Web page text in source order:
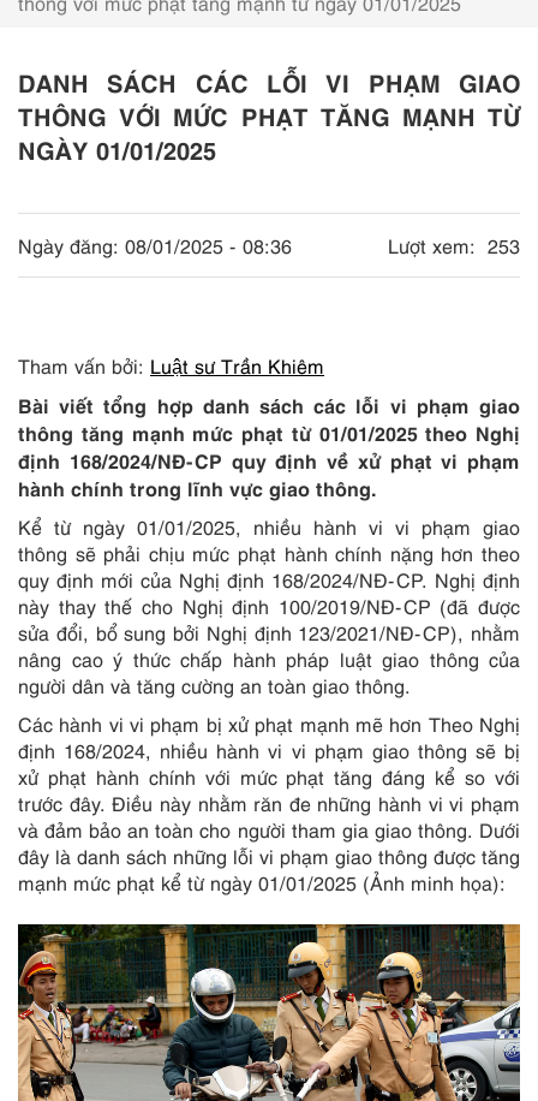
DANH SÁCH CÁC LỖI VI PHẠM GIAO
THÔNG VỚI MỨC PHẠT TĂNG MẠNH TỪ
NGÀY 01/01/2025
Ngày đăng: 08/01/2025 - 08:36 Lượt xem: 253
Tham vấn bởi: Luật sư Trần Khiêm
Bài viết tổng hợp danh sách các lỗi vi phạm giao
thông tăng mạnh mức phạt từ 01/01/2025 theo Nghị
định 168/2024/NĐ-CP quy định về xử phạt vi phạm
hành chính trong lĩnh vực giao thông.
Kể từ ngày 01/01/2025, nhiều hành vi vi phạm giao
thông sẽ phải chịu mức phạt hành chính nặng hơn theo
quy định mới của Nghị định 168/2024/NĐ-CP. Nghị định
này thay thế cho Nghị định 100/2019/NĐ-CP (đã được
sửa đổi, bổ sung bởi Nghị định 123/2021/NĐ-CP), nhằm
nâng cao ý thức chấp hành pháp luật giao thông của
người dân và tăng cường an toàn giao thông.
Các hành vi vi phạm bị xử phạt mạnh mẽ hơn Theo Nghị
định 168/2024, nhiều hành vi vi phạm giao thông sẽ bị
xử phạt hành chính với mức phạt tăng đáng kể so với
trước đây. Điều này nhằm răn đe những hành vi vi phạm
và đảm bảo an toàn cho người tham gia giao thông. Dưới
đây là danh sách những lỗi vi phạm giao thông được tăng
mạnh mức phạt kể từ ngày 01/01/2025 (Ảnh minh họa):